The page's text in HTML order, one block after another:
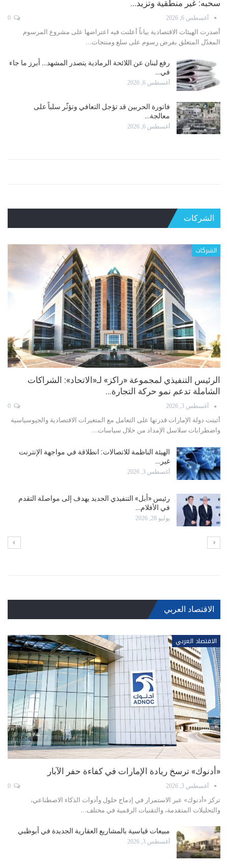
سحبه: غير منطقية وتزيد…
أغسطس 6, 2026
أصدرت الهيئات الاقتصادية بياناً أعلنت فيه اعتراضها على مشروع المرسوم
المعدّل المتعلق بفرض رسوم على سلع ومنتجات…
رفع لبنان عن اللائحة الرمادية يتصدر المشهد… أبرز ما جاء
في…
أغسطس 6, 2026
فاتورة الحربين قد تؤجل التعافي وتؤثّر سلباً على
معالجة…
أغسطس 6, 2026
الشركات
الشركات
أبل تتصدر الشركات الأعلى قيمة في العالم بـ 4.94 تريليون
دولار
يوليو 28, 2026
استعادت شركة التكنولوجيا العملاقة أبل، الإثنين، لقب الشركة الأعلى قيمة في
العالم، متجاوزة بفارق طفيف شركة تصنيع…
انخفاض مؤشر “نيكاي 225” بأكثر من ثلاثة بالمئة
يوليو 28, 2026
نمو أرباح الشركات الصناعية الكبرى بالصين بـ18.7%
يوليو 27, 2026
الاقتصاد العربي
الاقتصاد العربي
«أدنوك» ترسخ ريادة الإمارات في كفاءة حفر الآبار
أغسطس 3, 2026
تركز «أدنوك» عبر الاستمرار في إدماج حلول وأدوات الذكاء الاصطناعي،
والتحليلات المتقدمة، والتقنيات الرقمية في مختلف…
مبيعات قياسية بالمشاريع العقارية الجديدة في أبوظبي
أغسطس 3, 2026